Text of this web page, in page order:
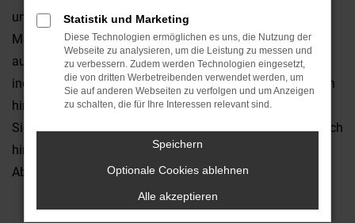
und Laune auswählen und zudem festlegen, welchen
Motor und welche Lackierung Sie möchten. Anders
ausgedrückt, fahren Sie fortan mit einem rundum
individuellen Fahrzeug durch Regensburg und gehen auch
hinsichtlich der Qualität keinerlei Kompromiss ein. Die
Sicherheitssysteme sind auf dem neuesten Stand und auch
hinsichtlich der Assistenten brauchen Sie keinerlei
Abstriche hinzunehmen.
Statistik und Marketing
Diese Technologien ermöglichen es uns, die Nutzung der
Webseite zu analysieren, um die Leistung zu messen und
zu verbessern. Zudem werden Technologien eingesetzt,
die von dritten Werbetreibenden verwendet werden, um
Sie auf anderen Webseiten zu verfolgen und um Anzeigen
zu schalten, die für Ihre Interessen relevant sind.
Speichern
Optionale Cookies ablehnen
Alle akzeptieren